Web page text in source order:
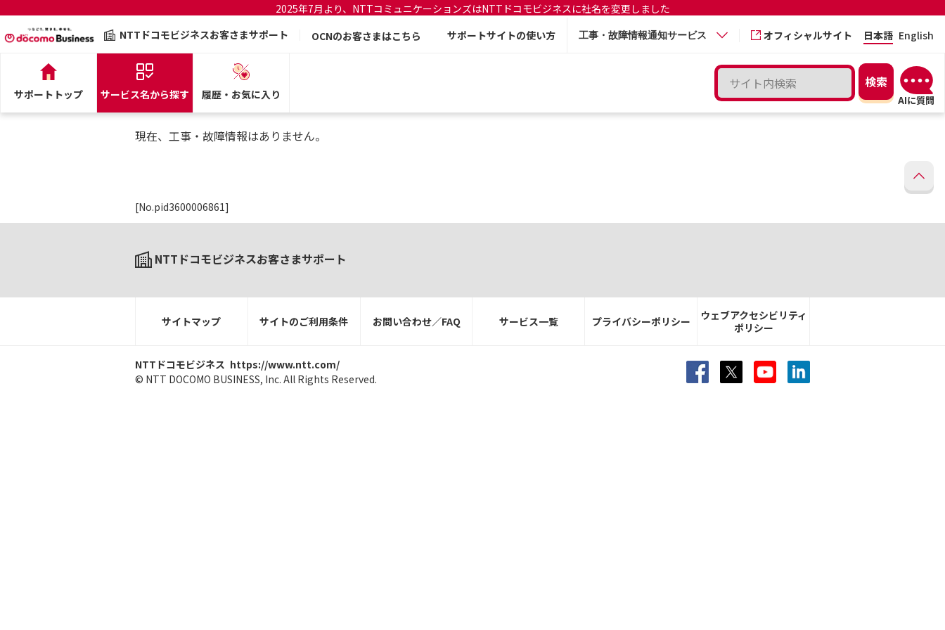
2025年7月より、NTTコミュニケーションズはNTTドコモビジネスに社名を変更しました
NTTドコモビジネスお客さまサポート
OCNのお客さまはこちら サポートサイトの使い方 工事・故障情報通知サービス オフィシャルサイト 日本語 English
サポートトップ サービス名から探す 履歴・お気に入り
現在、工事・故障情報はありません。
[No.pid3600006861]
NTTドコモビジネスお客さまサポート
サイトマップ サイトのご利用条件 お問い合わせ／FAQ サービス一覧 プライバシーポリシー
ウェブアクセシビリティ
ポリシー
NTTドコモビジネス https://www.ntt.com/
© NTT DOCOMO BUSINESS, Inc. All Rights Reserved.